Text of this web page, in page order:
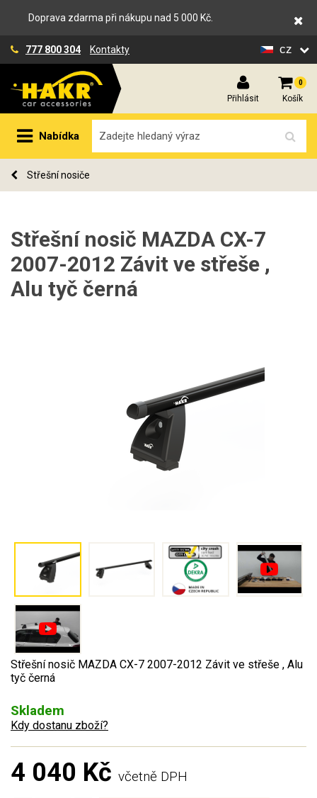
Doprava zdarma při nákupu nad 5 000 Kč.
777 800 304 Kontakty cz
Přihlásit
0
Košík
Nabídka
Střešní nosiče
Střešní nosič MAZDA CX-7
2007-2012 Závit ve střeše ,
Alu tyč černá
Střešní nosič MAZDA CX-7 2007-2012 Závit ve střeše , Alu
tyč černá
Skladem
Kdy dostanu zboží?
4 040 Kč včetně DPH